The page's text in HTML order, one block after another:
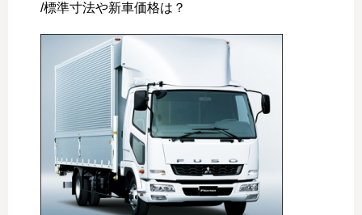
/標準寸法や新車価格は？